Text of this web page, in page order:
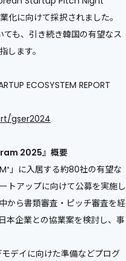
に向けて採択されました。
も、引き続き韓国の有望なス
します。
ECOSYSTEM REPORT
gser2024
2025』概要
」に入居する約80社の有望な
トアップに向けて公募を実施し
から書類審査・ピッチ審査を経
本企業との協業案を検討し、事
デイに向けた準備などプログ